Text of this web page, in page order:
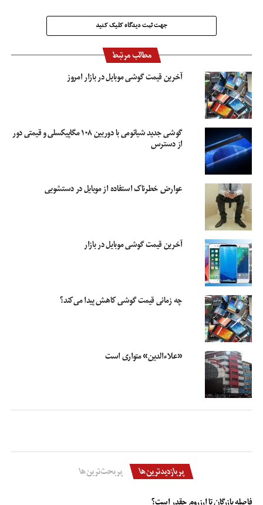
می‌تواند تمام نیاز بازار را تامین کند.
ارزان شدن قیمت موبایل
استفاده از گوشی موبایل
افزایش قیمت موبایل
بازار موبایل
جهت ثبت دیدگاه کلیک کنید
مطالب مرتبط
آخرین قیمت گوشی موبایل در بازار امروز
گوشی جدید شیائومی با دوربین ۱۰۸ مگاپیکسلی و قیمتی دور
از دسترس
عوارض خطرناک استفاده از موبایل در دستشویی
آخرین قیمت گوشی موبایل در بازار
چه زمانی قیمت گوشی کاهش پیدا می‌کند؟
«علاءالدین» متواری است
پربازدیدترین‌ها پربحث‌ترین‌ها
فاصله بازرگان تا ارزروم چقدر است؟